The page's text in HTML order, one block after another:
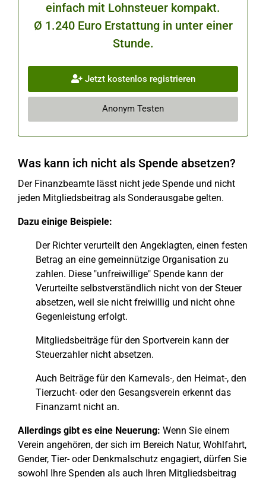
einfach mit Lohnsteuer kompakt.
Ø 1.240 Euro Erstattung in unter einer
Stunde.
Jetzt kostenlos registrieren
Anonym Testen
Was kann ich nicht als Spende absetzen?
Der Finanzbeamte lässt nicht jede Spende und nicht
jeden Mitgliedsbeitrag als Sonderausgabe gelten.
Dazu einige Beispiele:
Der Richter verurteilt den Angeklagten, einen festen
Betrag an eine gemeinnützige Organisation zu
zahlen. Diese "unfreiwillige" Spende kann der
Verurteilte selbstverständlich nicht von der Steuer
absetzen, weil sie nicht freiwillig und nicht ohne
Gegenleistung erfolgt.
Mitgliedsbeiträge für den Sportverein kann der
Steuerzahler nicht absetzen.
Auch Beiträge für den Karnevals-, den Heimat-, den
Tierzucht- oder den Gesangsverein erkennt das
Finanzamt nicht an.
Allerdings gibt es eine Neuerung: Wenn Sie einem
Verein angehören, der sich im Bereich Natur, Wohlfahrt,
Gender, Tier- oder Denkmalschutz engagiert, dürfen Sie
sowohl Ihre Spenden als auch Ihren Mitgliedsbeitrag